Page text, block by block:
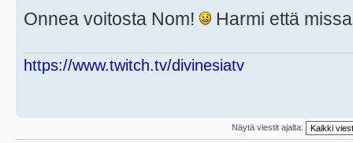
Onnea voitosta Nom! Harmi että
https://www.twitch.tv/divinesiatv
Näytä viestit ajalta: